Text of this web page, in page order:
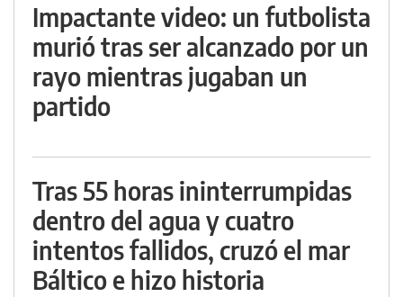
Impactante video: un futbolista
murió tras ser alcanzado por un
rayo mientras jugaban un
partido
Tras 55 horas ininterrumpidas
dentro del agua y cuatro
intentos fallidos, cruzó el mar
Báltico e hizo historia